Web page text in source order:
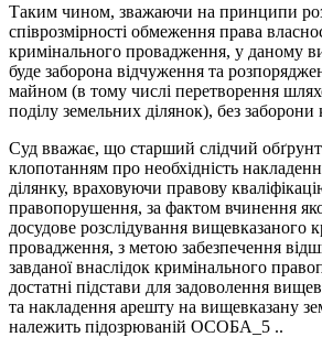
Таким чином, зважаючи на принципи
співрозмірності обмеження права
кримінального провадження, у даному
буде заборона відчуження та
майном (в тому числі перетворення
поділу земельних ділянок), без
Суд вважає, що старший слідчий
клопотанням про необхідність
ділянку, враховуючи правову
правопорушення, за фактом вчинення
досудове розслідування вищевказаного
провадження, з метою забезпечення
завданої внаслідок кримінального
достатні підстави для задоволення
та накладення арешту на вищевказану
належить підозрюваній ОСОБА_5 ..